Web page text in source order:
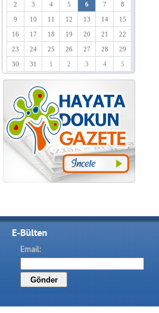
2 3 4 5 6 7 8
9 10 11 12 13 14 15
16 17 18 19 20 21 22
23 24 25 26 27 28 29
30 31 1 2 3 4 5
Email: